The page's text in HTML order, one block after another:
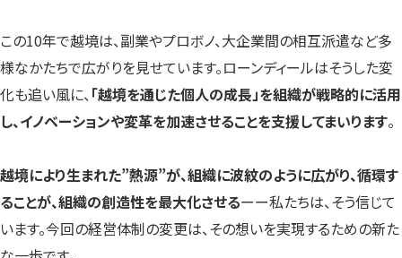
この10年で越境は、副業やプロボノ、大企業間の相互派遣など多
様なかたちで広がりを見せています。ローンディールはそうした変
化も追い風に、「越境を通じた個人の成長」を組織が戦略的に活用
し、イノベーションや変革を加速させることを支援してまいります。
越境により生まれた”熱源”が、組織に波紋のように広がり、循環す
ることが、組織の創造性を最大化させるーー私たちは、そう信じて
います。今回の経営体制の変更は、その想いを実現するための新た